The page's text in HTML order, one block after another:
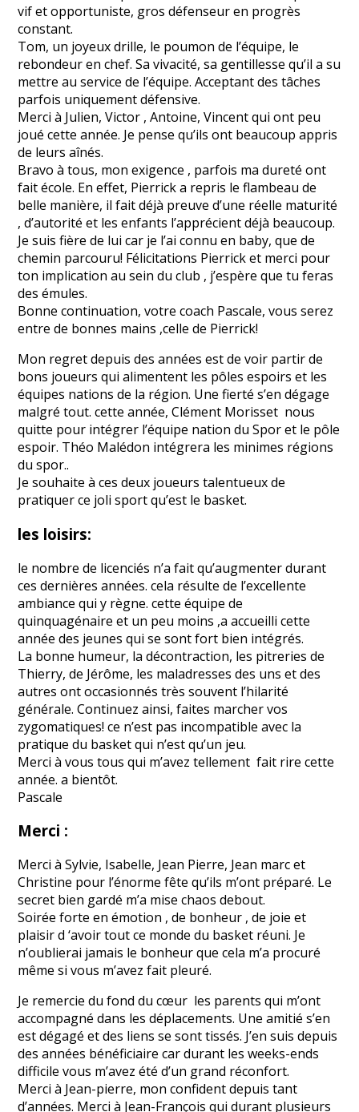
vif et opportuniste, gros défenseur en progrès
constant.
Tom, un joyeux drille, le poumon de l’équipe, le
rebondeur en chef. Sa vivacité, sa gentillesse qu’il a su
mettre au service de l’équipe. Acceptant des tâches
parfois uniquement défensive.
Merci à Julien, Victor , Antoine, Vincent qui ont peu
joué cette année. Je pense qu’ils ont beaucoup appris
de leurs aînés.
Bravo à tous, mon exigence , parfois ma dureté ont
fait école. En effet, Pierrick a repris le flambeau de
belle manière, il fait déjà preuve d’une réelle maturité
, d’autorité et les enfants l’apprécient déjà beaucoup.
Je suis fière de lui car je l’ai connu en baby, que de
chemin parcouru! Félicitations Pierrick et merci pour
ton implication au sein du club , j’espère que tu feras
des émules.
Bonne continuation, votre coach Pascale, vous serez
entre de bonnes mains ,celle de Pierrick!
Mon regret depuis des années est de voir partir de
bons joueurs qui alimentent les pôles espoirs et les
équipes nations de la région. Une fierté s’en dégage
malgré tout. cette année, Clément Morisset nous
quitte pour intégrer l’équipe nation du Spor et le pôle
espoir. Théo Malédon intégrera les minimes régions
du spor..
Je souhaite à ces deux joueurs talentueux de
pratiquer ce joli sport qu’est le basket.
les loisirs:
le nombre de licenciés n’a fait qu’augmenter durant
ces dernières années. cela résulte de l’excellente
ambiance qui y règne. cette équipe de
quinquagénaire et un peu moins ,a accueilli cette
année des jeunes qui se sont fort bien intégrés.
La bonne humeur, la décontraction, les pitreries de
Thierry, de Jérôme, les maladresses des uns et des
autres ont occasionnés très souvent l’hilarité
générale. Continuez ainsi, faites marcher vos
zygomatiques! ce n’est pas incompatible avec la
pratique du basket qui n’est qu’un jeu.
Merci à vous tous qui m’avez tellement fait rire cette
année. a bientôt.
Pascale
Merci :
Merci à Sylvie, Isabelle, Jean Pierre, Jean marc et
Christine pour l’énorme fête qu’ils m’ont préparé. Le
secret bien gardé m’a mise chaos debout.
Soirée forte en émotion , de bonheur , de joie et
plaisir d ‘avoir tout ce monde du basket réuni. Je
n’oublierai jamais le bonheur que cela m’a procuré
même si vous m’avez fait pleuré.
Je remercie du fond du cœur les parents qui m’ont
accompagné dans les déplacements. Une amitié s’en
est dégagé et des liens se sont tissés. J’en suis depuis
des années bénéficiaire car durant les weeks-ends
difficile vous m’avez été d’un grand réconfort.
Merci à Jean-pierre, mon confident depuis tant
d’années. Merci à Jean-François qui durant plusieurs